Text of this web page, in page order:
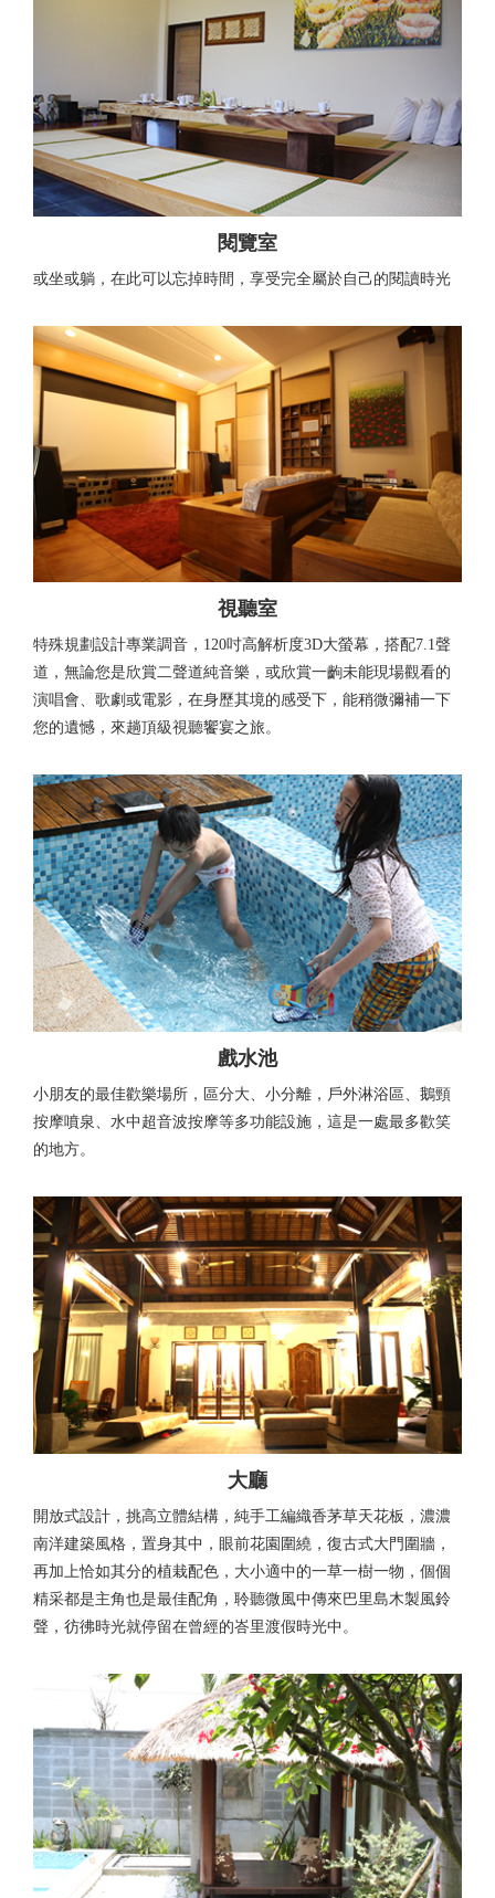
閱覽室
或坐或躺，在此可以忘掉時間，享受完全屬於自己的閱讀時光
視聽室
特殊規劃設計專業調音，120吋高解析度3D大螢幕，搭配7.1聲
道，無論您是欣賞二聲道純音樂，或欣賞一齣未能現場觀看的
演唱會、歌劇或電影，在身歷其境的感受下，能稍微彌補一下
您的遺憾，來趟頂級視聽饗宴之旅。
戲水池
小朋友的最佳歡樂場所，區分大、小分離，戶外淋浴區、鵝頸
按摩噴泉、水中超音波按摩等多功能設施，這是一處最多歡笑
的地方。
大廳
開放式設計，挑高立體結構，純手工編織香茅草天花板，濃濃
南洋建築風格，置身其中，眼前花園圍繞，復古式大門圍牆，
再加上恰如其分的植栽配色，大小適中的一草一樹一物，個個
精采都是主角也是最佳配角，聆聽微風中傳來巴里島木製風鈴
聲，彷彿時光就停留在曾經的峇里渡假時光中。